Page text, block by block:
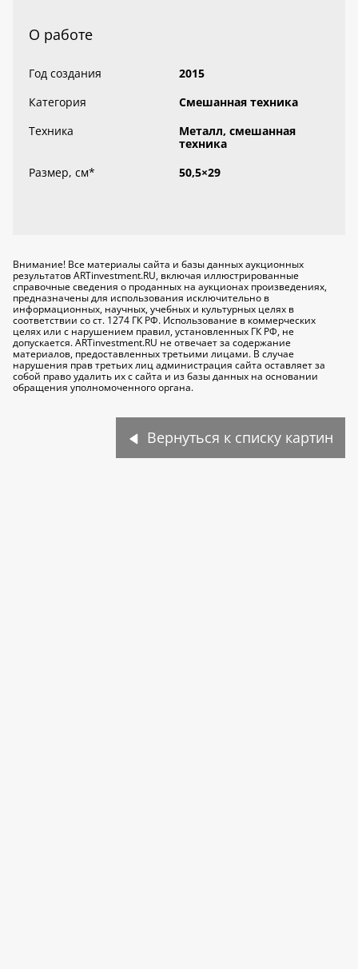
О работе
Год создания
2015
Категория
Смешанная техника
Техника
Металл, смешанная
техника
Размер, см* 50,5×29
Внимание! Все материалы сайта и базы данных аукционных
результатов ARTinvestment.RU, включая иллюстрированные
справочные сведения о проданных на аукционах произведениях,
предназначены для использования исключительно в
информационных, научных, учебных и культурных целях в
соответствии со ст. 1274 ГК РФ. Использование в коммерческих
целях или с нарушением правил, установленных ГК РФ, не
допускается. ARTinvestment.RU не отвечает за содержание
материалов, предоставленных третьими лицами. В случае
нарушения прав третьих лиц администрация сайта оставляет за
собой право удалить их с сайта и из базы данных на основании
обращения уполномоченного органа.
Вернуться к списку картин